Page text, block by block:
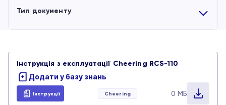
Усі
Обладнання для волого-теплової обробки
Плотери та принтери
Тип документу
Інструкції
Парт-листи
Інструкція з експлуатації Cheering RCS-110
Додати у базу знань
Інструкції Cheering 0 МБ